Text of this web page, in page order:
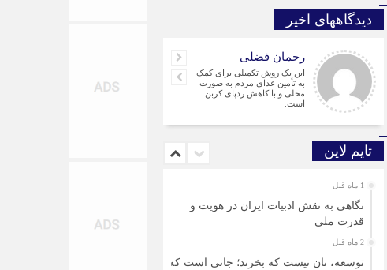
دیدگاههای اخیر
رحمان فضلی
این یک روش تکمیلی برای کمک
به تأمین غذای مردم به صورت
محلی و با کاهش ردپای کربن
است.
تایم لاین
1 ماه قبل
نگاهی به نقش ادبیات ایران در هویت و
قدرت ملی
2 ماه قبل
توسعه، نان نیست که بخرند؛ جانی است که